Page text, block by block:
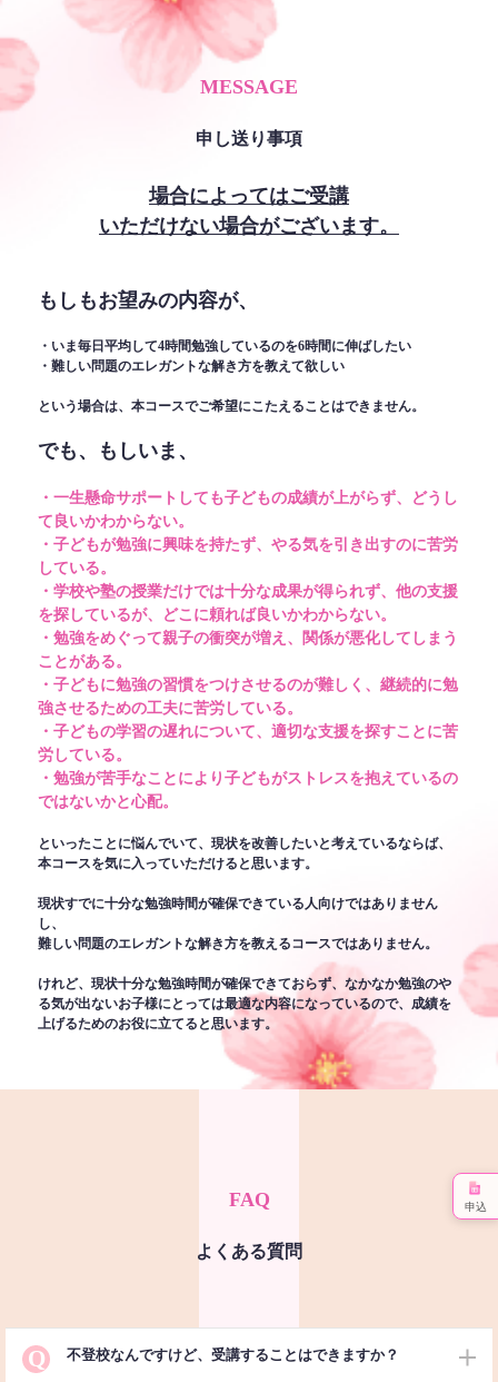
MESSAGE
申し送り事項
場合によってはご受講
いただけない場合がございます。
もしもお望みの内容が、
・いま毎日平均して4時間勉強しているのを6時間に伸ばしたい
・難しい問題のエレガントな解き方を教えて欲しい
という場合は、本コースでご希望にこたえることはできません。
でも、もしいま、
・一生懸命サポートしても子どもの成績が上がらず、どうし
て良いかわからない。
・子どもが勉強に興味を持たず、やる気を引き出すのに苦労
している。
・学校や塾の授業だけでは十分な成果が得られず、他の支援
を探しているが、どこに頼れば良いかわからない。
・勉強をめぐって親子の衝突が増え、関係が悪化してしまう
ことがある。
・子どもに勉強の習慣をつけさせるのが難しく、継続的に勉
強させるための工夫に苦労している。
・子どもの学習の遅れについて、適切な支援を探すことに苦
労している。
・勉強が苦手なことにより子どもがストレスを抱えているの
ではないかと心配。
といったことに悩んでいて、現状を改善したいと考えているならば、
本コースを気に入っていただけると思います。
現状すでに十分な勉強時間が確保できている人向けではありません
し、
難しい問題のエレガントな解き方を教えるコースではありません。
けれど、現状十分な勉強時間が確保できておらず、なかなか勉強のや
る気が出ないお子様にとっては最適な内容になっているので、成績を
上げるためのお役に立てると思います。
FAQ
よくある質問
Q 不登校なんですけど、受講することはできますか？
申込